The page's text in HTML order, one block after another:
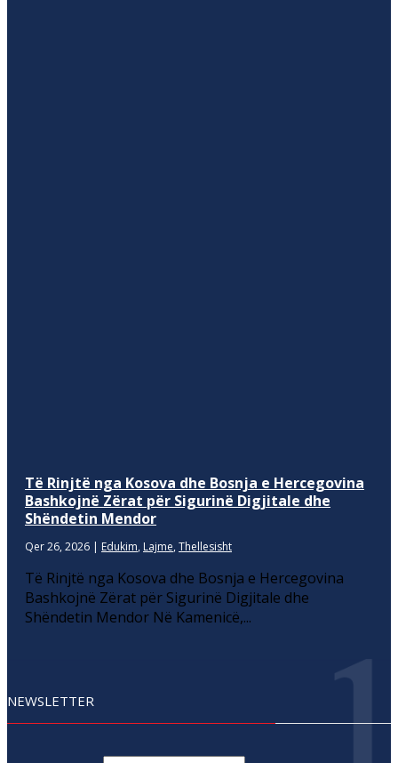
Të Rinjtë nga Kosova dhe Bosnja e Hercegovina
Bashkojnë Zërat për Sigurinë Digjitale dhe
Shëndetin Mendor
Qer 26, 2026 | Edukim, Lajme, Thellesisht
Të Rinjtë nga Kosova dhe Bosnja e Hercegovina
Bashkojnë Zërat për Sigurinë Digjitale dhe
Shëndetin Mendor Në Kamenicë,...
NEWSLETTER